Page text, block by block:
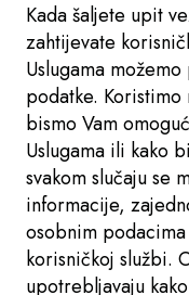
Kada šaljete upit
zahtijevate
Uslugama
podatke. Koristimo
bismo Vam
Uslugama ili kako
svakom slučaju se
informacije,
osobnim
korisničkoj službi.
upotrebljavaju